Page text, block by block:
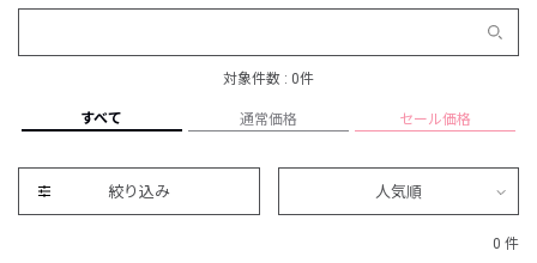
対象件数 : 0件
すべて 通常価格 セール価格
絞り込み 人気順
0 件